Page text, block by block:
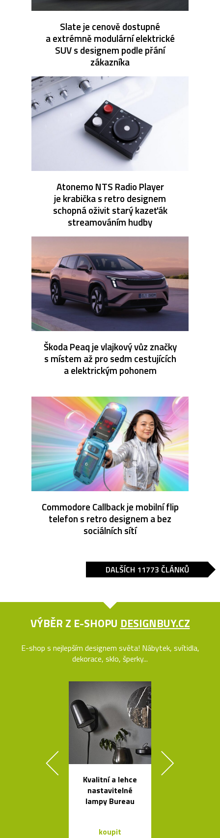
Slate je cenově dostupné
a extrémně modulární elektrické
SUV s designem podle přání
zákazníka
Atonemo NTS Radio Player
je krabička s retro designem
schopná oživit starý kazeťák
streamováním hudby
Škoda Peaq je vlajkový vůz značky
s místem až pro sedm cestujících
a elektrickým pohonem
Commodore Callback je mobilní flip
telefon s retro designem a bez
sociálních sítí
DALŠÍCH 11773 ČLÁNKŮ
VÝBĚR Z E-SHOPU DESIGNBUY.CZ
E-shop s nejlepším designem světa! Nábytek, svítidla,
dekorace, sklo, šperky...
Kvalitní a lehce
nastavitelné
lampy Bureau
koupit